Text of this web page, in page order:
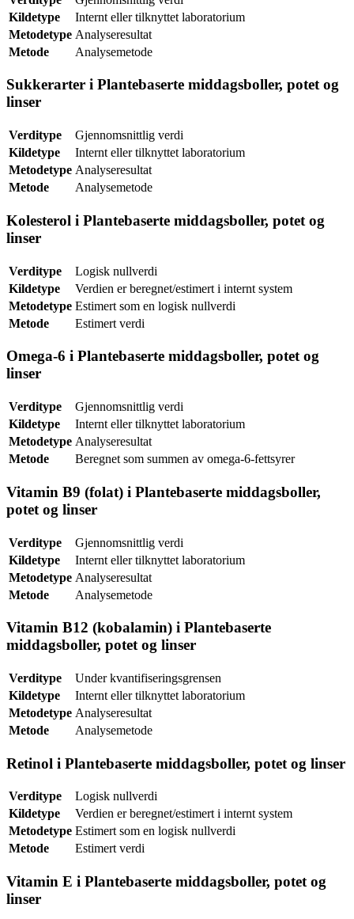
Kildetype
Internt eller tilknyttet laboratorium
Metodetype Analyseresultat
Metode
Analysemetode
Sukkerarter i Plantebaserte middagsboller, potet og
linser
Verditype
Gjennomsnittlig verdi
Kildetype
Internt eller tilknyttet laboratorium
Metodetype Analyseresultat
Metode
Analysemetode
Kolesterol i Plantebaserte middagsboller, potet og
linser
Verditype
Logisk nullverdi
Kildetype
Verdien er beregnet/estimert i internt system
Metodetype Estimert som en logisk nullverdi
Metode
Estimert verdi
Omega-6 i Plantebaserte middagsboller, potet og
linser
Verditype
Gjennomsnittlig verdi
Kildetype
Internt eller tilknyttet laboratorium
Metodetype Analyseresultat
Metode
Beregnet som summen av omega-6-fettsyrer
Vitamin B9 (folat) i Plantebaserte middagsboller,
potet og linser
Verditype
Gjennomsnittlig verdi
Kildetype
Internt eller tilknyttet laboratorium
Metodetype Analyseresultat
Metode
Analysemetode
Vitamin B12 (kobalamin) i Plantebaserte
middagsboller, potet og linser
Verditype
Under kvantifiseringsgrensen
Kildetype
Internt eller tilknyttet laboratorium
Metodetype Analyseresultat
Metode
Analysemetode
Retinol i Plantebaserte middagsboller, potet og linser
Verditype
Logisk nullverdi
Kildetype
Verdien er beregnet/estimert i internt system
Metodetype Estimert som en logisk nullverdi
Metode
Estimert verdi
Vitamin E i Plantebaserte middagsboller, potet og
linser